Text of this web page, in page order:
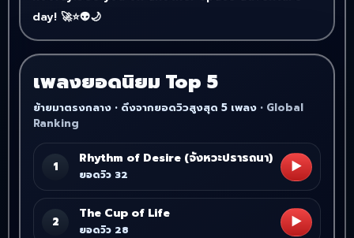
day! 🚀⭐👽🌙
เพลงยอดนิยม Top 5
ย้ายมาตรงกลาง • ดึงจากยอดวิวสูงสุด 5 เพลง
1 Rhythm of Desire (จังหวะปรารถนา)
ยอดวิว 32 ▶
2 The Cup of Life
ยอดวิว 28 ▶